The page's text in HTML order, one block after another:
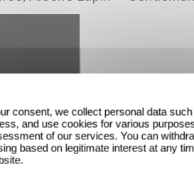
consent, we collect personal data
and use cookies for various
of our services. You can
based on legitimate interest at any